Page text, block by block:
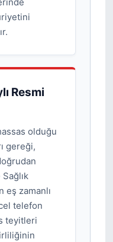
Resmi
olduğu
gereği,
Sağlık
eş zamanlı
telefon
teyitleri